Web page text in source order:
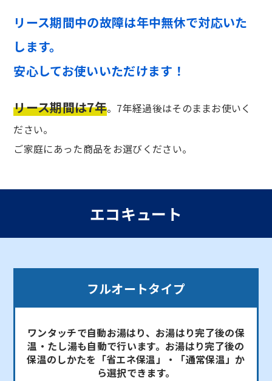
リース期間中の故障は年中無休で対応いた
します。
安心してお使いいただけます！
リース期間は7年。7年経過後はそのままお使いく
ださい。
ご家庭にあった商品をお選びください。
エコキュート
フルオートタイプ
ワンタッチで自動お湯はり、お湯はり完了後の保
温・たし湯も自動で行います。お湯はり完了後の
保温のしかたを「省エネ保温」・「通常保温」か
ら選択できます。